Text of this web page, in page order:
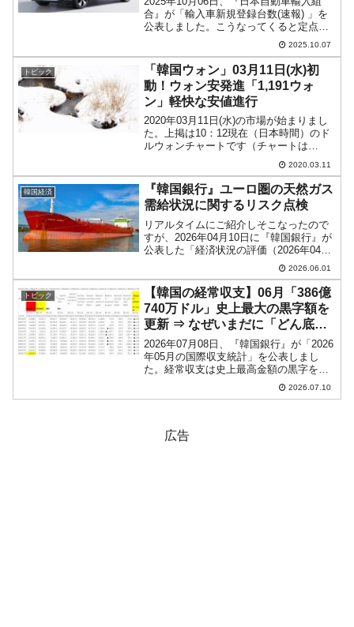
合』が「輸入車新規登録台数(速報) 」を
公表しました。こうなってくると定点観
測ですが、日本市場再攻略に乗り出して
いる韓国『現代自動車』がどのような販
売状況なのか見てみましょう。『現代自
動車』は日本国...
2025.10.07
トピック
「韓国ウォン」03月11日(水)初
動！ウォン安発進「1,191ウォ
ン」軽快な安値進行
2020年03月11日(水)の市場が始まりまし
た。上掲は10：12現在（日本時間）のド
ルウォンチャートです（チャートは
『Investing.com』より引用：以下同）。
前日はおよそ「1ドル＝1,184ウォン」で
締まりましたが、本日は開場すぐ...
2020.03.11
韓国経済
『韓国銀行』ユーロ圏の天然ガス
需給状況に関するリスク点検
リアルタイムにご紹介しそこなったので
すが、2026年04月10日に『韓国銀行』が
公表した「経済状況の評価（2026年04
月）」の中に「ユーロ圏のLNG需給」に
ついて興味深いリポートが含まれていま
す。前『韓国銀行』総裁、李昌鏞（イ・
チャンヨン...
2026.06.01
トピック
【韓国の経常収支】06月「386億
740万ドル」史上最大の黒字額を
更新 ⇒ なぜいまだに「どん底景
気」なのかを考えるべき。
2026年07月08日、『韓国銀行』が「2026
年05月の国際収支統計」を公表しまし
た。経常収支は史上最高金額の黒字を更
新しました。↑黄色のセルが2026年05月
の経常収支です。2026年05月貿易収支：
2026.07.10
広告